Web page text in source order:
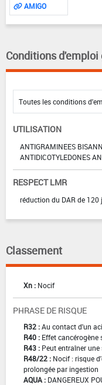
AMIGO
Conditions d'emploi
UTILISATION
ANTIGRAMINEES
ANTIDICOTYLEDONES
RESPECT LMR
réduction du DAR de
Classement
Xn : Nocif
PHRASE DE RISQUE
R32 :Au contact d'un
R40 : Effet cancérogène
R43 : Peut entraîner
R48/22 : Nocif : risque
prolongée par ingestion
AQUA : DANGEREUX